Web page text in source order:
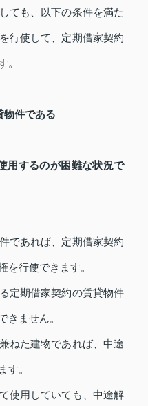
ても、以下の条件を満た
行使して、定期借家契約
。
物件である
用するのが困難な状況で
であれば、定期借家契約
を行使できます。
定期借家契約の賃貸物件
きません。
ねた建物であれば、中途
す。
使用していても、中途解